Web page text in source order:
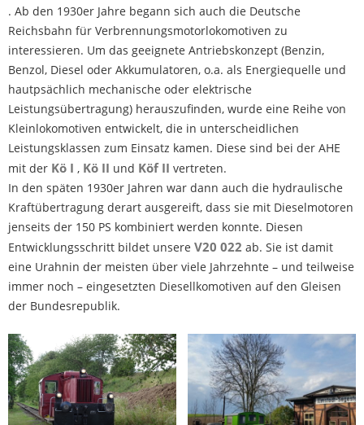
. Ab den 1930er Jahre begann sich auch die Deutsche
Reichsbahn für Verbrennungsmotorlokomotiven zu
interessieren. Um das geeignete Antriebskonzept (Benzin,
Benzol, Diesel oder Akkumulatoren, o.a. als Energiequelle und
hautpsächlich mechanische oder elektrische
Leistungsübertragung) herauszufinden, wurde eine Reihe von
Kleinlokomotiven entwickelt, die in unterscheidlichen
Leistungsklassen zum Einsatz kamen. Diese sind bei der AHE
mit der Kö I , Kö II und Köf II vertreten.
In den späten 1930er Jahren war dann auch die hydraulische
Kraftübertragung derart ausgereift, dass sie mit Dieselmotoren
jenseits der 150 PS kombiniert werden konnte. Diesen
Entwicklungsschritt bildet unsere V20 022 ab. Sie ist damit
eine Urahnin der meisten über viele Jahrzehnte – und teilweise
immer noch – eingesetzten Diesellkomotiven auf den Gleisen
der Bundesrepublik.